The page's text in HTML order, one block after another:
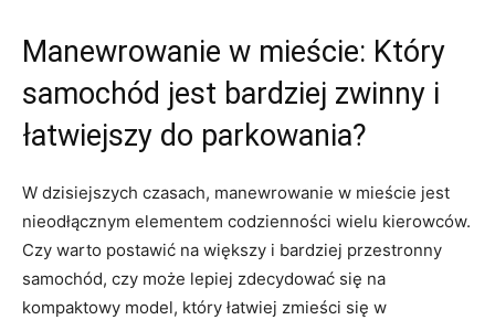
Manewrowanie w mieście: Który
samochód⁣ jest ​bardziej zwinny ⁢i
łatwiejszy‌ do parkowania?
W dzisiejszych ‍czasach, manewrowanie w mieście jest
nieodłącznym elementem codzienności​ wielu kierowców.
Czy⁣ warto postawić na większy i bardziej ⁤przestronny⁤
samochód, czy może‌ lepiej zdecydować się na
kompaktowy model, który łatwiej zmieści ‍się w